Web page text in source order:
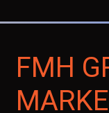
FMH